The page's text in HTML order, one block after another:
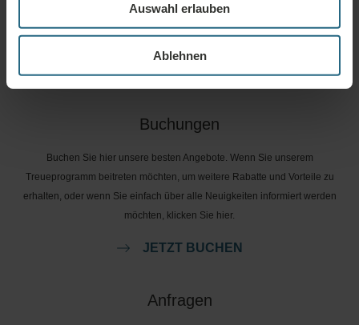
Auswahl erlauben
Ablehnen
unserem Treueprogramm klicken Sie bitte hier.
FRAGE STELLEN
Buchungen
Buchen Sie hier unsere besten Angebote. Wenn Sie unserem
Treueprogramm beitreten möchten, um weitere Rabatte und Vorteile zu
erhalten, oder wenn Sie einfach über alle Neuigkeiten informiert werden
möchten, klicken Sie hier.
JETZT BUCHEN
Anfragen